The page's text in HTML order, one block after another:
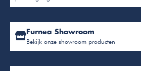
Furnea Showroom
Bekijk onze showroom producten